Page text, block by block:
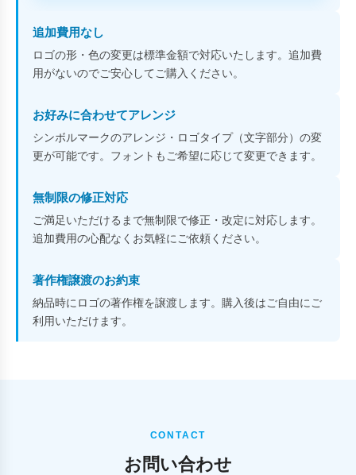
追加費用なし
ロゴの形・色の変更は標準金額で対応いたします。追加費
用がないのでご安心してご購入ください。
お好みに合わせてアレンジ
シンボルマークのアレンジ・ロゴタイプ（文字部分）の変
更が可能です。フォントもご希望に応じて変更できます。
無制限の修正対応
ご満足いただけるまで無制限で修正・改定に対応します。
追加費用の心配なくお気軽にご依頼ください。
著作権譲渡のお約束
納品時にロゴの著作権を譲渡します。購入後はご自由にご
利用いただけます。
CONTACT
お問い合わせ